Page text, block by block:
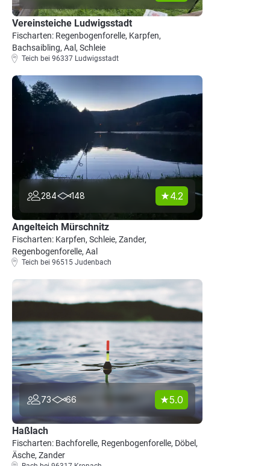
Vereinsteiche Ludwigsstadt
Fischarten: Regenbogenforelle, Karpfen,
Bachsaibling, Aal, Schleie
Teich bei 96337 Ludwigsstadt
284 148 4.2
Angelteich Mürschnitz
Fischarten: Karpfen, Schleie, Zander,
Regenbogenforelle, Aal
Teich bei 96515 Judenbach
73 66 5.0
Haßlach
Fischarten: Bachforelle, Regenbogenforelle, Döbel,
Äsche, Zander